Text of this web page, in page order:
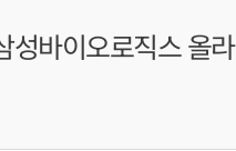
성바이오로직스 올라